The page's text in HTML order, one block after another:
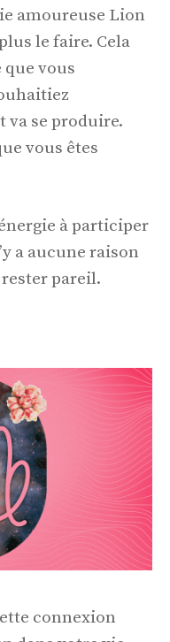
amoureuse Lion
le faire. Cela
vous
va se produire.
vous êtes
à participer
a aucune raison
pareil.
connexion